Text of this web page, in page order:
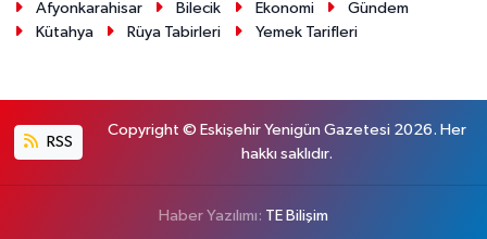
Afyonkarahisar
Bilecik Ekonomi
Gündem
Kütahya
Rüya Tabirleri Yemek Tarifleri
RSS
Copyright © Eskişehir Yenigün Gazetesi 2026. Her
hakkı saklıdır.
Haber Yazılımı: TE Bilişim